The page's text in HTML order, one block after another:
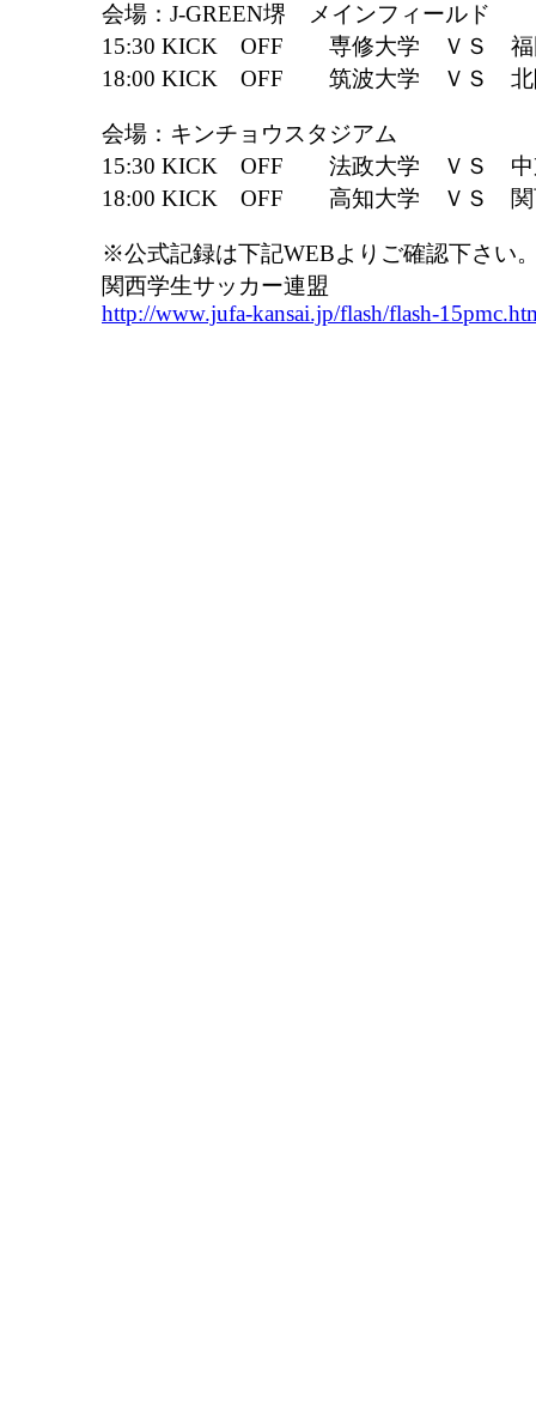
会場：J-GREEN堺 メインフィールド
15:30 KICK OFF 専修大学 ＶＳ 福
18:00 KICK OFF 筑波大学 ＶＳ 北
会場：キンチョウスタジアム
15:30 KICK OFF 法政大学 ＶＳ 中
18:00 KICK OFF 高知大学 ＶＳ 関
※公式記録は下記WEBよりご確認下さい
関西学生サッカー連盟
http://www.jufa-kansai.jp/flash/flash-